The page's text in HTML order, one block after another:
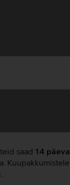
saad 14